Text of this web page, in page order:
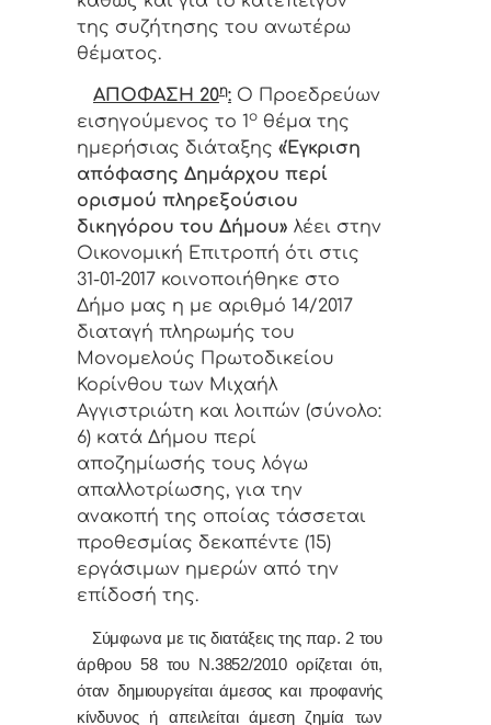
της συζήτησης του ανωτέρω
θέματος.
ΑΠΟΦΑΣΗ 20η: Ο Προεδρεύων
εισηγούμενος το 1ο θέμα της
ημερήσιας διάταξης «Έγκριση
απόφασης Δημάρχου περί
ορισμού πληρεξούσιου
δικηγόρου του Δήμου» λέει στην
Οικονομική Επιτροπή ότι στις
31-01-2017 κοινοποιήθηκε στο
Δήμο μας η με αριθμό 14/2017
διαταγή πληρωμής του
Μονομελούς Πρωτοδικείου
Κορίνθου των Μιχαήλ
Αγγιστριώτη και λοιπών (σύνολο:
6) κατά Δήμου περί
αποζημίωσής τους λόγω
απαλλοτρίωσης, για την
ανακοπή της οποίας τάσσεται
προθεσμίας δεκαπέντε (15)
εργάσιμων ημερών από την
επίδοσή της.
Σύμφωνα με τις διατάξεις της παρ. 2 του
άρθρου 58 του Ν.3852/2010 ορίζεται ότι,
όταν δημιουργείται άμεσος και προφανής
κίνδυνος ή απειλείται άμεση ζημία των